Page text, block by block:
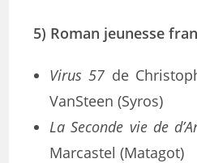
5) Roman jeunesse
Virus 57 de
VanSteen (Syros)
La Seconde vie de
Marcastel (Matagot)